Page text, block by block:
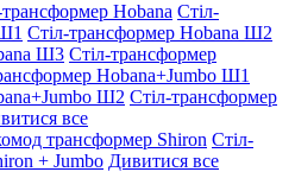
трансформер Hobana Стіл-
Стіл-трансформер Hobana Ш2
Ш3 Стіл-трансформер
Hobana+Jumbo Ш1
Ш2 Стіл-трансформер
все
трансформер Shiron Стіл-
+ Jumbo Дивитися все